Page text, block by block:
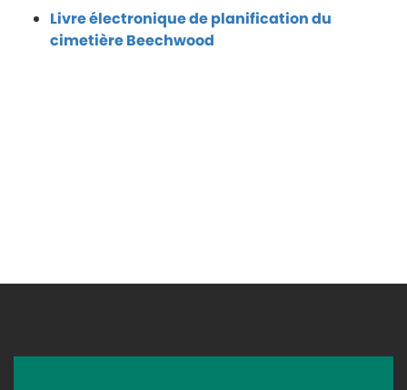
Livre électronique de planification du
cimetière Beechwood